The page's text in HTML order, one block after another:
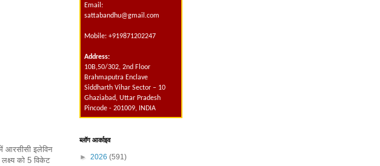
आरसीसी इलेविन
को 5 विकेट
Email:
sattabandhu@gmail.com
Mobile: +919871202247
Address:
10B,50/302, 2nd Floor
Brahmaputra Enclave
Siddharth Vihar Sector – 10
Ghaziabad, Uttar Pradesh
Pincode - 201009, INDIA
ब्लॉग आर्काइव
► 2026 (591)